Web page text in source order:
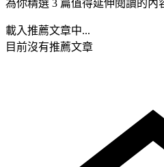
為你精選 3 篇值得延伸閱讀的內
載入推薦文章中...
目前沒有推薦文章